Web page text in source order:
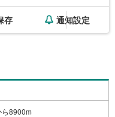
存 通知設定
8900m